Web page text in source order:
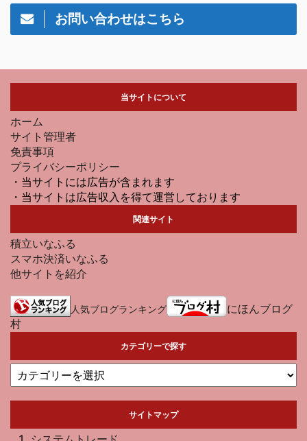
お問い合わせはこちら
当サイトについて
ホーム
サイト管理者
免責事項
プライバシーポリシー
・当サイトには広告が含まれます
・当サイトは広告収入を得て運営しております
関連サイト
積立いなふる
スマホ決済いなふる
他サイトを紹介
人気ブログランキング
にほんブログ
村
カテゴリーで探す
サイトマップ